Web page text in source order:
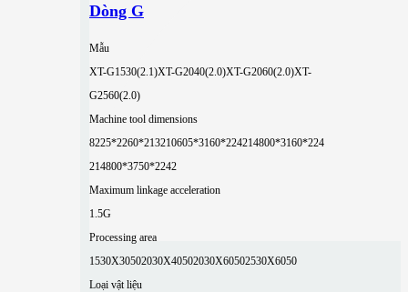
Dòng G
Mẫu
XT-G1530(2.1)XT-G2040(2.0)XT-G2060(2.0)XT-
G2560(2.0)
Machine tool dimensions
8225*2260*213210605*3160*224214800*3160*224
214800*3750*2242
Maximum linkage acceleration
1.5G
Processing area
1530X30502030X40502030X60502530X6050
Loại vật liệu